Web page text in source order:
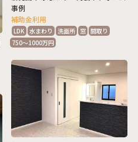
事例
補助金利用
LDK 水まわり 洗面所 窓 間取り
750～1000万円